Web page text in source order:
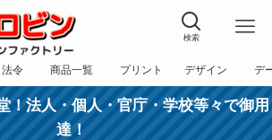
検索
法令
表記
商品一覧
カテゴリー
プリント
方法
デザイン
依頼
デ
入
！法人・個人・官庁・学校等々で御用
達！